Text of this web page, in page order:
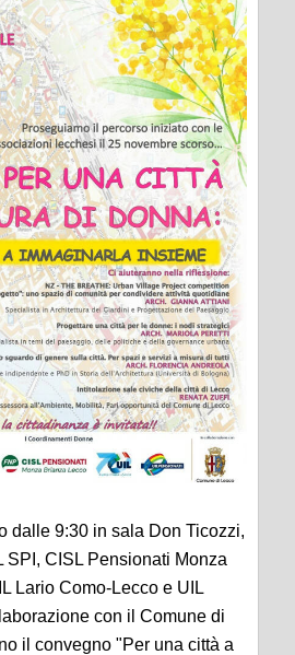
dalle 9:30 in sala Don Ticozzi,
SPI, CISL Pensionati Monza
Lario Como-Lecco e UIL
con il Comune di
il convegno "Per una città a